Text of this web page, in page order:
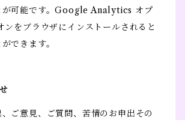
が可能です。Google Analytics オプ
ンをブラウザにインストールされると
できます。
ご意見、ご質問、苦情のお申出その